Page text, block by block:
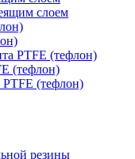
слоем
PTFE (тефлон)
(тефлон)
PTFE (тефлон)
резины